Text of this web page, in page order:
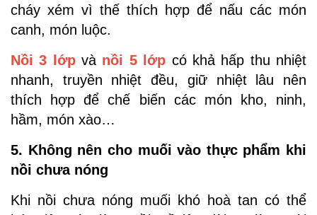
cháy xém vì thế thích hợp để nấu các món
canh, món luộc.
Nồi 3 lớpvà nồi 5 lớp có khả hấp thu nhiệt
nhanh, truyền nhiệt đều, giữ nhiệt lâu nên
thích hợp để chế biến các món kho, ninh,
hầm, món xào…
5. Không nên cho muối vào thực phẩm khi
nồi chưa nóng
Khi nồi chưa nóng muối khó hoà tan có thể